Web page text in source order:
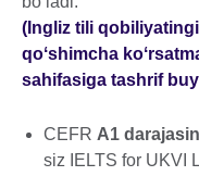
(Ingliz tili
qoʻshimcha
sahifasiga tashrif
CEFR A1
siz IELTS for UKVI